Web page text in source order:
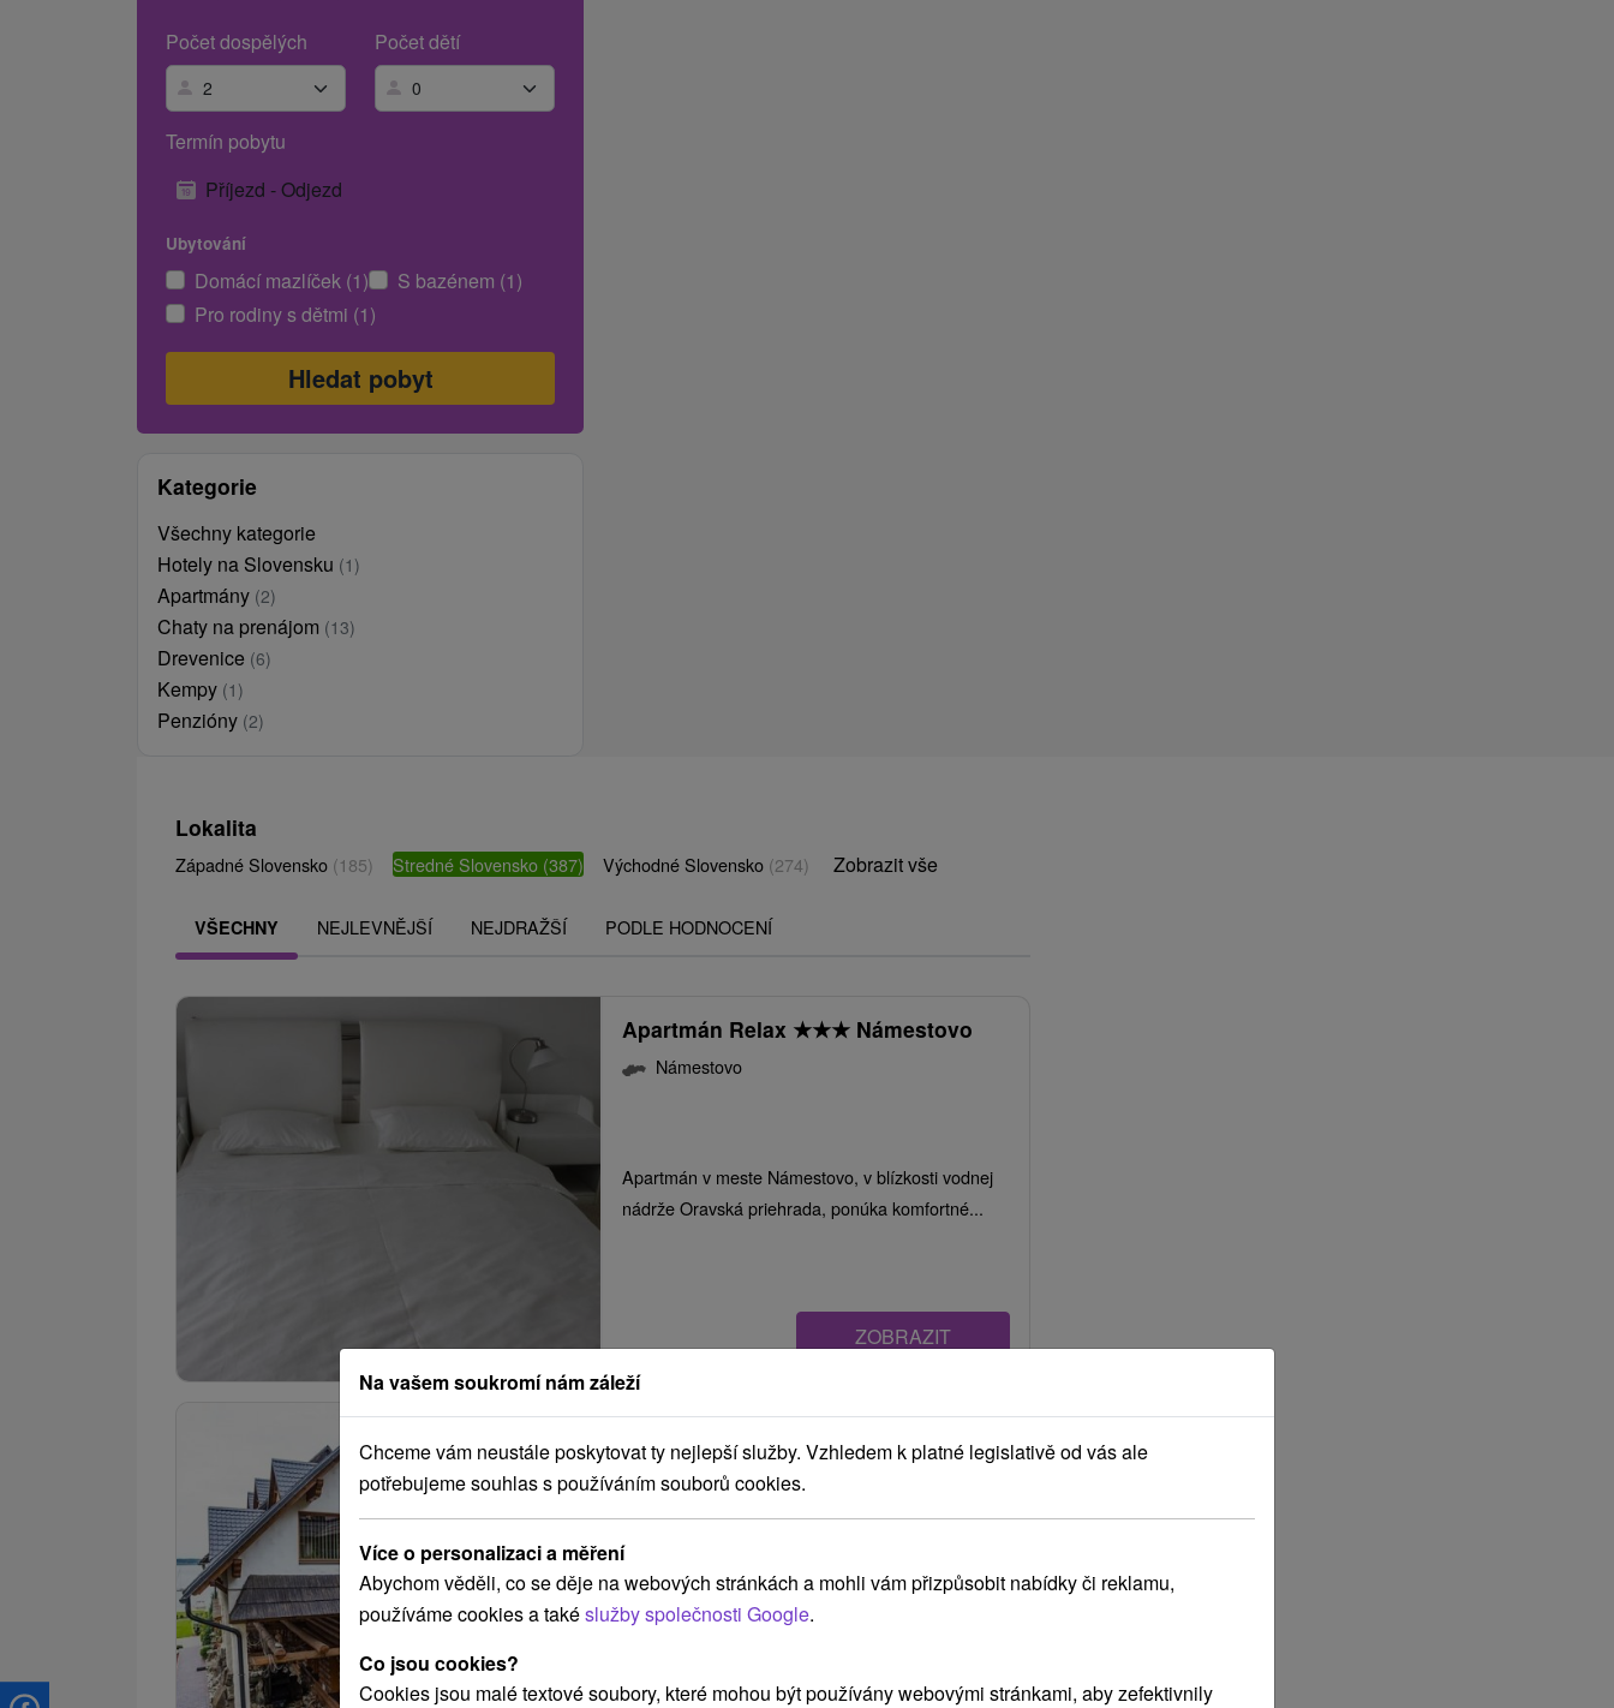
Počet dospělých
Počet dětí
Termín pobytu
Příjezd - Odjezd
Ubytování
Domácí mazlíček (1)
S bazénem (1)
Pro rodiny s dětmi (1)
Kategorie
Všechny kategorie
Hotely na Slovensku (1)
Apartmány (2)
Chaty na prenájom (13)
Drevenice (6)
Kempy (1)
Penzióny (2)
Lokalita
Západné Slovensko (185) Stredné Slovensko (387) Východné Slovensko (274) Zobrazit vše
VŠECHNY NEJLEVNĚJŠÍ NEJDRAŽŠÍ PODLE HODNOCENÍ
Apartmán Relax ★★★ Námestovo
Námestovo
Apartmán v meste Námestovo, v blízkosti vodnej
nádrže Oravská priehrada, ponúka komfortné...
ZOBRAZIT
Námestovo
Penzión na brehu vodnej nádrže Oravská
priehrada, v meste Námestovo, ponúka ubytovanie
v...
Na vašem soukromí nám záleží
Chceme vám neustále poskytovat ty nejlepší služby. Vzhledem k platné legislativě od vás ale
potřebujeme souhlas s používáním souborů cookies.
Více o personalizaci a měření
Abychom věděli, co se děje na webových stránkách a mohli vám přizpůsobit nabídky či reklamu,
používáme cookies a takéslužby společnosti Google.
Co jsou cookies?
Cookies jsou malé textové soubory, které mohou být používány webovými stránkami, aby zefektivnily